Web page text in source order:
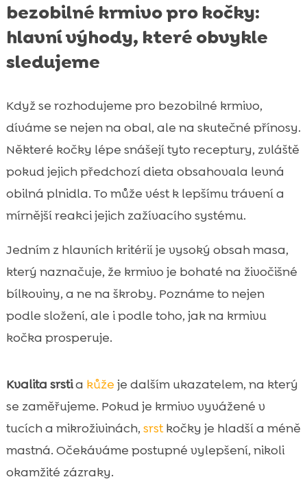
bezobilné krmivo pro kočky:
hlavní výhody, které obvykle
sledujeme
Když se rozhodujeme pro bezobilné krmivo,
díváme se nejen na obal, ale na skutečné přínosy.
Některé kočky lépe snášejí tyto receptury, zvláště
pokud jejich předchozí dieta obsahovala levná
obilná plnidla. To může vést k lepšímu trávení a
mírnější reakci jejich zažívacího systému.
Jedním z hlavních kritérií je vysoký obsah masa,
který naznačuje, že krmivo je bohaté na živočišné
bílkoviny, a ne na škroby. Poznáme to nejen
podle složení, ale i podle toho, jak na krmivu
kočka prosperuje.
Kvalita srstia kůže je dalším ukazatelem, na který
se zaměřujeme. Pokud je krmivo vyvážené v
tucích a mikroživinách, srstkočky je hladší a méně
mastná. Očekáváme postupné vylepšení, nikoli
okamžité zázraky.